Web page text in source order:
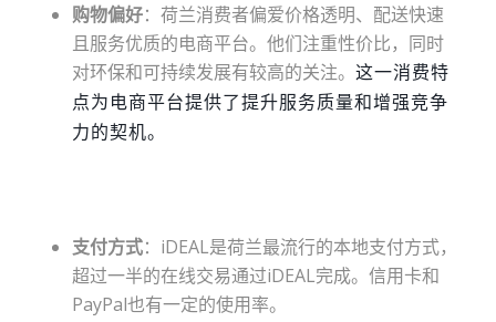
购物偏好：荷兰消费者偏爱价格透明、配送快速
且服务优质的电商平台。他们注重性价比，同时
对环保和可持续发展有较高的关注。 这一消费特
点为电商平台提供了提升服务质量和增强竞争
力的契机。
支付方式：iDEAL是荷兰最流行的本地支付方式，
超过一半的在线交易通过iDEAL完成。信用卡和
PayPal也有一定的使用率。